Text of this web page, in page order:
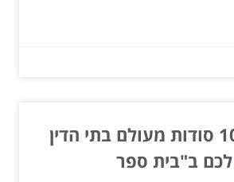
טוען רבני: 10 סודות מעולם בתי הדין
ב"בית ספר